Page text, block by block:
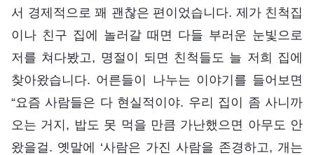
서 경제적으로 꽤 괜찮은 편이었습니다. 제가 친척집
이나 친구 집에 놀러갈 때면 다들 부러운 눈빛으로
저를 쳐다봤고, 명절이 되면 친척들도 늘 저희 집에
찾아왔습니다. 어른들이 나누는 이야기를 들어보면
“요즘 사람들은 다 현실적이야. 우리 집이 좀 사니까
오는 거지, 밥도 못 먹을 만큼 가난했으면 아무도 안
왔을걸. 옛말에 ‘사람은 가진 사람을 존경하고, 개는